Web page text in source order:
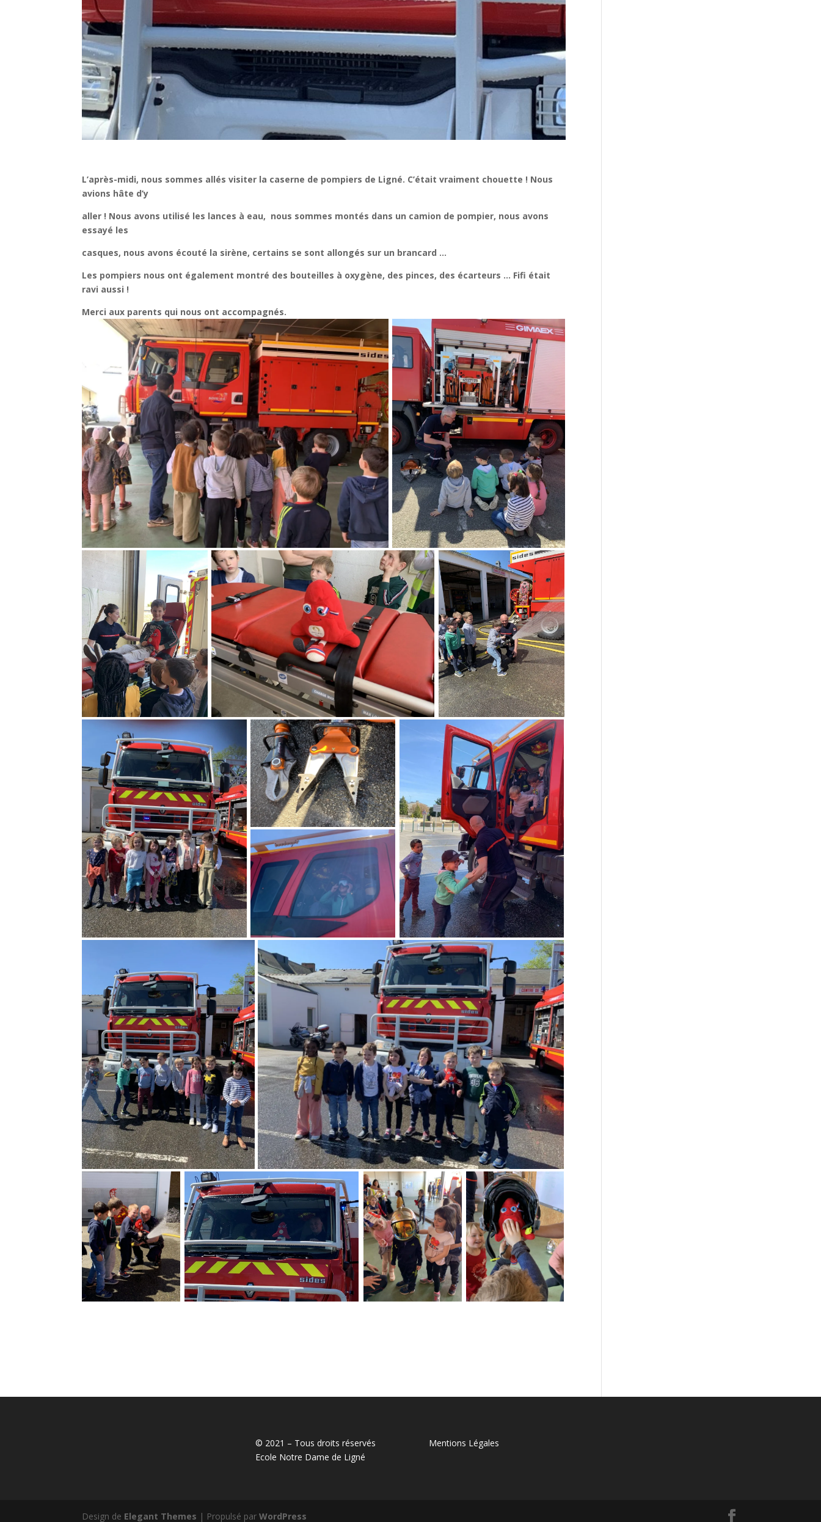
L’après-midi, nous sommes allés visiter la caserne de pompiers de Ligné. C’était vraiment chouette ! Nous
avions hâte d’y
aller ! Nous avons utilisé les lances à eau, nous sommes montés dans un camion de pompier, nous avons
essayé les
casques, nous avons écouté la sirène, certains se sont allongés sur un brancard …
Les pompiers nous ont également montré des bouteilles à oxygène, des pinces, des écarteurs … Fifi était
ravi aussi !
Merci aux parents qui nous ont accompagnés.
© 2021 – Tous droits réservés
Ecole Notre Dame de Ligné
Mentions Légales
Design de Elegant Themes | Propulsé parWordPress